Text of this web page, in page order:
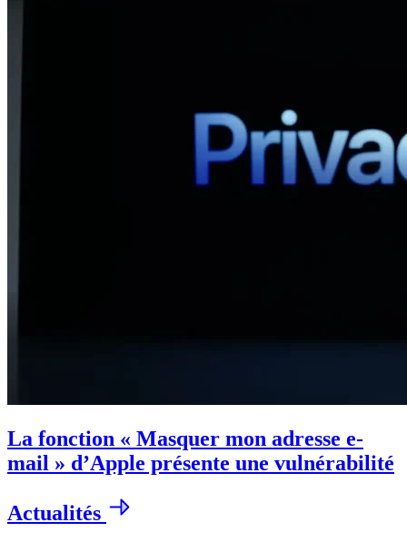
La fonction « Masquer mon adresse e-
mail » d’Apple présente une vulnérabilité
Actualités